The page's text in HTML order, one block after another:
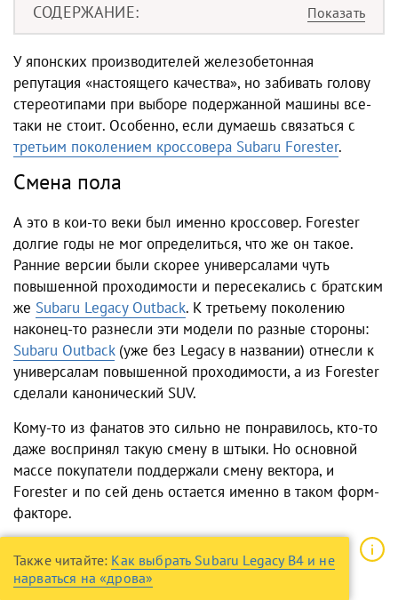
СОДЕРЖАНИЕ
У японских производителей железобетонная
репутация «настоящего качества», но забивать голову
стереотипами при выборе подержанной машины все-
таки не стоит. Особенно, если думаешь связаться с
третьим поколением кроссовера Subaru Forester.
Смена пола
А это в кои-то веки был именно кроссовер. Forester
долгие годы не мог определиться, что же он такое.
Ранние версии были скорее универсалами чуть
повышенной проходимости и пересекались с братским
же Subaru Legacy Outback. К третьему поколению
наконец-то разнесли эти модели по разные стороны:
Subaru Outback(уже без Legacy в названии) отнесли к
универсалам повышенной проходимости, а из Forester
сделали канонический SUV.
Кому-то из фанатов это сильно не понравилось, кто-то
даже воспринял такую смену в штыки. Но основной
массе покупатели поддержали смену вектора, и
Forester и по сей день остается именно в таком форм-
факторе.
Также читайте: Как выбрать Subaru Legacy B4 и не
нарваться на «дрова»